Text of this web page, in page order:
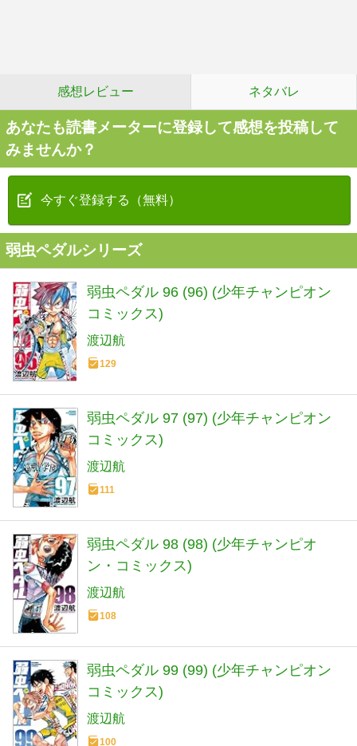
感想レビュー ネタバレ
あなたも読書メーターに登録して感想を投稿して
みませんか？
今すぐ登録する（無料）
弱虫ペダルシリーズ
弱虫ペダル 96 (96) (少年チャンピオン
コミックス)
渡辺航
129
弱虫ペダル 97 (97) (少年チャンピオン
コミックス)
渡辺航
111
弱虫ペダル 98 (98) (少年チャンピオ
ン・コミックス)
渡辺航
108
弱虫ペダル 99 (99) (少年チャンピオン
コミックス)
渡辺航
100